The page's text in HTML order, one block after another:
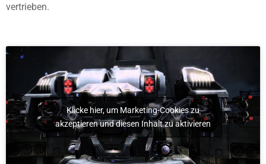
vertrieben.
Klicke hier, um Marketing-Cookies zu
akzeptieren und diesen Inhalt zu aktivieren